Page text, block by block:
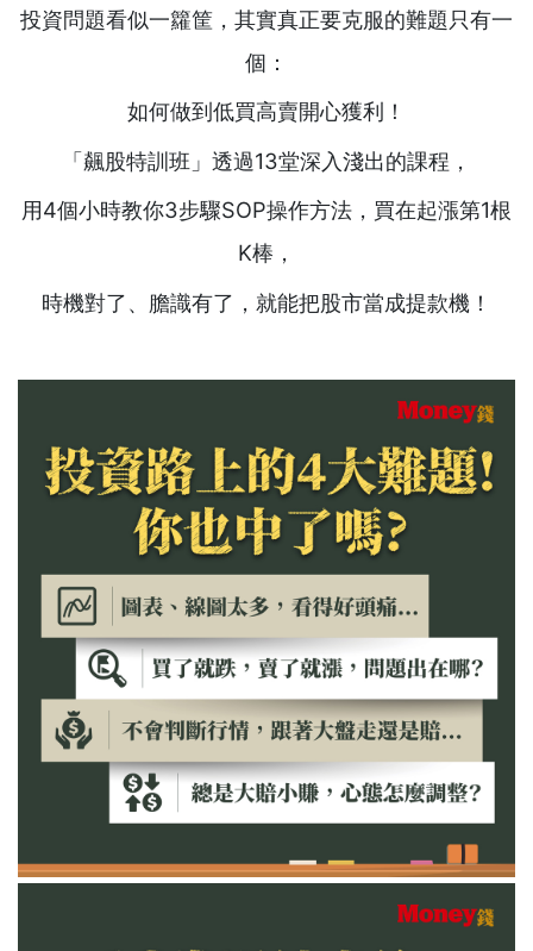
投資問題看似一籮筐，其實真正要克服的難題只有一
個：
如何做到低買高賣開心獲利！
「飆股特訓班」透過13堂深入淺出的課程，
用4個小時教你3步驟SOP操作方法，買在起漲第1根
K棒，
時機對了、膽識有了，就能把股市當成提款機！